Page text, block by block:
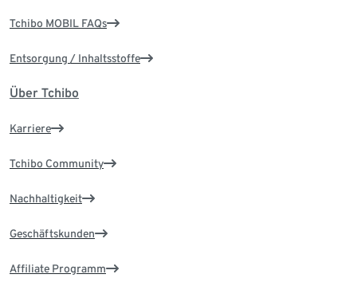
Tchibo MOBIL FAQs
Entsorgung / Inhaltsstoffe
Über Tchibo
Karriere
Tchibo Community
Nachhaltigkeit
Geschäftskunden
Affiliate Programm